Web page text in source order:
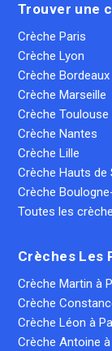
Trouver une
Crèche Paris
Crèche Lyon
Crèche Bordeaux
Crèche Marseille
Crèche Toulouse
Crèche Nantes
Crèche Lille
Crèche Hauts de
Crèche
Toutes les
Crèches Les
Crèche Martin à
Crèche
Crèche Léon à
Crèche Antoine à